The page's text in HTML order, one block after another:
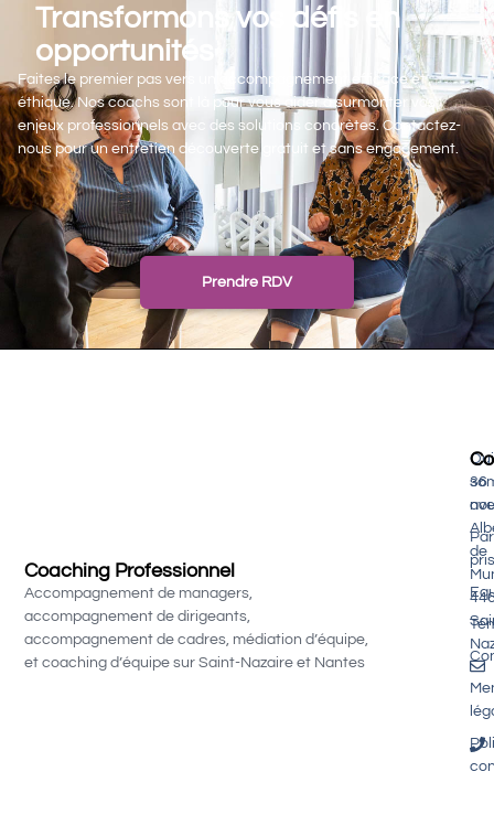
Transformons vos défis en
opportunités
Faites le premier pas vers un accompagnement efficace et
éthique. Nos coachs sont là pour vous aider à surmonter vos
enjeux professionnels avec des solutions concrètes. Contactez-
nous pour un entretien découverte gratuit et sans engagement.
Prendre RDV
Coaching Professionnel
Accompagnement de managers,
accompagnement de dirigeants,
accompagnement de cadres, médiation d’équipe,
et coaching d’équipe sur Saint-Nazaire et Nantes
Qui
pris
36
de